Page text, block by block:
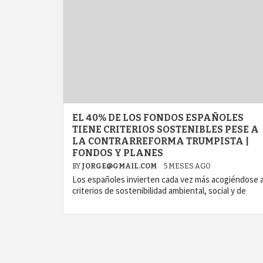
EL 40% DE LOS FONDOS ESPAÑOLES
TIENE CRITERIOS SOSTENIBLES PESE A
LA CONTRARREFORMA TRUMPISTA |
FONDOS Y PLANES
BY JORGE@GMAIL.COM 5 MESES AGO
Los españoles invierten cada vez más acogiéndose
criterios de sostenibilidad ambiental, social y de